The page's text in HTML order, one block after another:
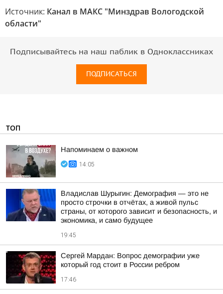
Источник: Канал в МАКС "Минздрав Вологодской
области"
Подписывайтесь на наш паблик в Одноклассниках
ПОДПИСАТЬСЯ
ТОП
Напоминаем о важном
14:05
Владислав Шурыгин: Демография — это не
просто строчки в отчётах, а живой пульс
страны, от которого зависит и безопасность, и
экономика, и само будущее
19:45
Сергей Мардан: Вопрос демографии уже
который год стоит в России ребром
17:46